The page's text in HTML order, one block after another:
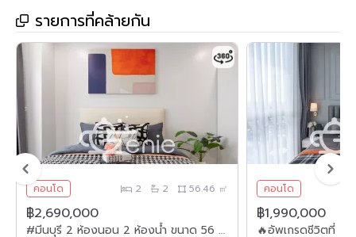
รายการที่คล้ายกัน
คอนโด 2 2 56.46 ㎡
฿2,690,000
#มีนบุรี 2 ห้องนอน 2 ห้องน้ำ ขนาด 56 ตร.ม. ✨ || 🚝 ติดรถไฟฟ้า #MRT เศรษฐบุตรบําเพ็ญ || 5 นาที #แฟชั่นไอส์แลนด์ || ผ่อนเพียง 9,xxx บาท || รหัส3561
คอนโด
฿1,990,000